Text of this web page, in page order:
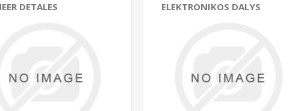
DETALES ELEKTRONIKOS DALYS